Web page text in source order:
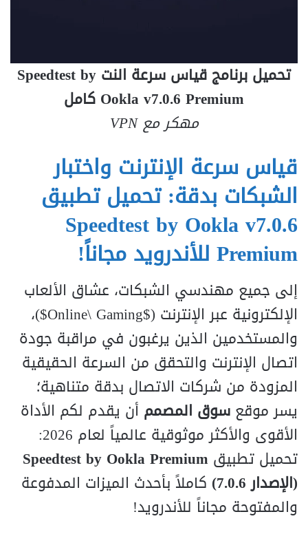
تحميل برنامج قياس سرعة النت Speedtest by
Ookla v7.0.6 Premium كامل
مهكر مع VPN
قياس سرعة الإنترنت واختبار
الشبكات بدقة: تحميل تطبيق
Speedtest by Ookla v7.0.6
Premium للأندرويد مجاناً!
إلى جميع مهندسي الشبكات، عشاق الألعاب
الإلكترونية عبر الإنترنت ($Online\ Gaming$
)،
والمستخدمين الذين يرغبون في مراقبة جودة
اتصال الإنترنت والتحقق من السرعة الحقيقية
المزودة من شركات الاتصال بدقة متناهية؛
يسر موقع سوق المصمم أن يقدم لكم الأداة
الأقوى والأكثر موثوقية عالمياً لعام 2026:
تحميل تطبيق Speedtest by Ookla Premium
(الإصدار 7.0.6)
كاملاً بأحدث الميزات المدفوعة
والمفتوحة مجاناً للأندرويد!